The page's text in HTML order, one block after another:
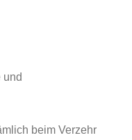
und
beim Verzehr